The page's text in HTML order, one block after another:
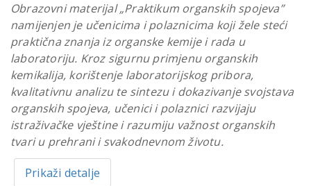
Obrazovni materijal „Praktikum organskih spojeva”
namijenjen je učenicima i polaznicima koji žele steći
praktična znanja iz organske kemije i rada u
laboratoriju. Kroz sigurnu primjenu organskih
kemikalija, korištenje laboratorijskog pribora,
kvalitativnu analizu te sintezu i dokazivanje svojstava
organskih spojeva, učenici i polaznici razvijaju
istraživačke vještine i razumiju važnost organskih
tvari u prehrani i svakodnevnom životu.
Prikaži detalje